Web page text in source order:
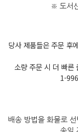
※ 도서
당사 제품들은 주문 후
소량 주문 시 더 빠른
1-
배송 방법을 화물로